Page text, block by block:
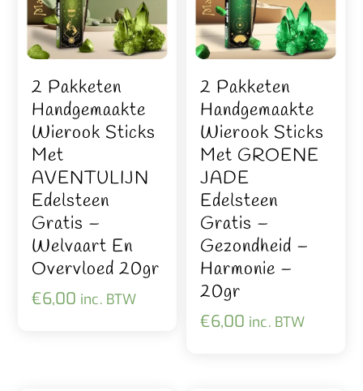
2 Pakketen
Handgemaakte
Wierook Sticks
Met
AVENTULIJN
Edelsteen
Gratis –
Welvaart En
Overvloed 20gr
€6,00 inc. BTW
2 Pakketen
Handgemaakte
Wierook Sticks
Met GROENE
JADE
Edelsteen
Gratis –
Gezondheid –
Harmonie –
20gr
€6,00 inc. BTW